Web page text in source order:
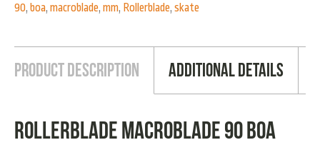
90, boa, macroblade, mm, Rollerblade, skate
Product Description Additional Details
Rollerblade Macroblade 90 BOA